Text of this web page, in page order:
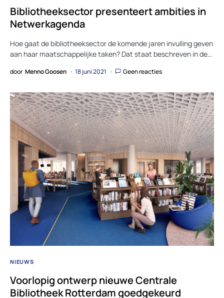
Bibliotheeksector presenteert ambities in
Netwerkagenda
Hoe gaat de bibliotheeksector de komende jaren invulling geven
aan haar maatschappelijke taken? Dat staat beschreven in de…
door Menno Goosen 18 juni 2021 Geen reacties
NIEUWS
Voorlopig ontwerp nieuwe Centrale
Bibliotheek Rotterdam goedgekeurd